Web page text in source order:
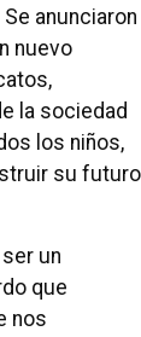
anunciaron
nuevo
la sociedad
los niños,
su futuro
un
que
nos